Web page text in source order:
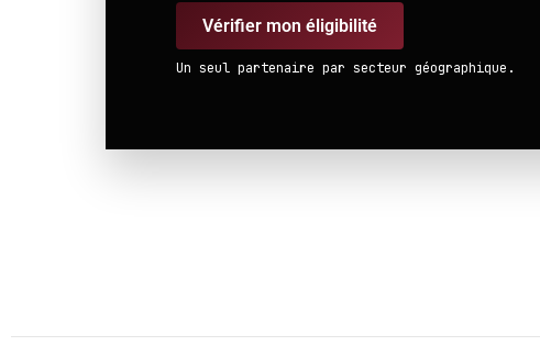
Vérifier mon éligibilité
Un seul partenaire par secteur géographique.